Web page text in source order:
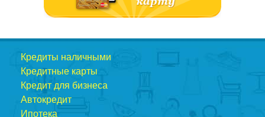
Кредиты наличными
Кредитные карты
Кредит для бизнеса
Автокредит
Ипотека